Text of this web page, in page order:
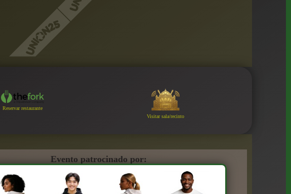
Reservar restaurante
Visitar sala/recinto
Evento patrocinado por: